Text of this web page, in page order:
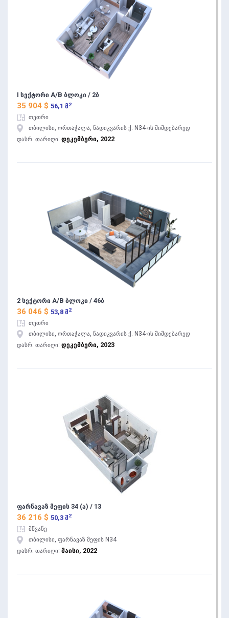
I სექტორი A/B ბლოკი / 2ბ
35 904 $ 56,1 მ 2
თეთრი
თბილისი, ორთაჭალა, ნადიკვარის ქ. N34-ის მიმდებარედ
დასრ. თარიღი: დეკემბერი, 2022
2 სექტორი A/B ბლოკი / 46ბ
36 046 $ 53,8 მ 2
თეთრი
თბილისი, ორთაჭალა, ნადიკვარის ქ. N34-ის მიმდებარედ
დასრ. თარიღი: დეკემბერი, 2023
ფარნავაზ მეფის 34 (ა) / 13
36 216 $ 50,3 მ 2
მწვანე
თბილისი, ფარნავაზ მეფის N34
დასრ. თარიღი: მაისი, 2022